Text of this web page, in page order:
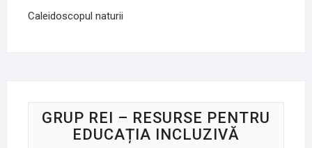
Caleidoscopul naturii
GRUP REI – RESURSE PENTRU
EDUCAȚIA INCLUZIVĂ